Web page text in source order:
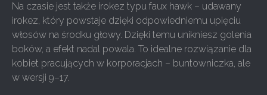
Na czasie jest także irokez typu faux hawk – udawany
irokez, który powstaje dzięki odpowiedniemu upięciu
włosów na środku głowy. Dzięki temu unikniesz golenia
boków, a efekt nadal powala. To idealne rozwiązanie dla
kobiet pracujących w korporacjach – buntowniczka, ale
w wersji 9–17.